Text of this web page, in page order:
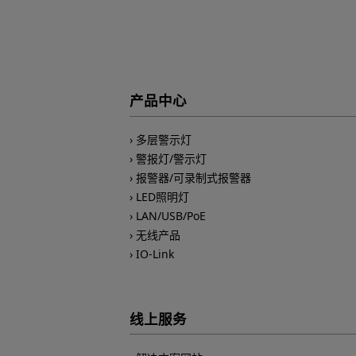
产品中心
多层警示灯
警报灯/警示灯
报警器/可录制式报警器
LED照明灯
LAN/USB/PoE
无线产品
IO-Link
线上服务